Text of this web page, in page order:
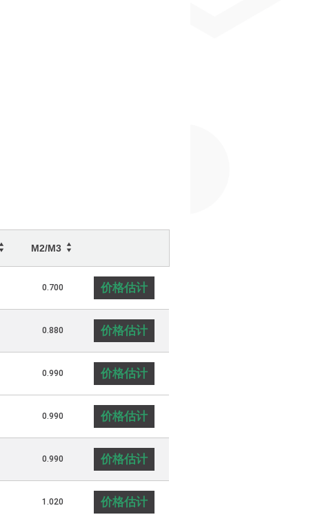
M2/M3
0.700 价格估计
0.880 价格估计
0.990 价格估计
0.990 价格估计
0.990 价格估计
1.020 价格估计